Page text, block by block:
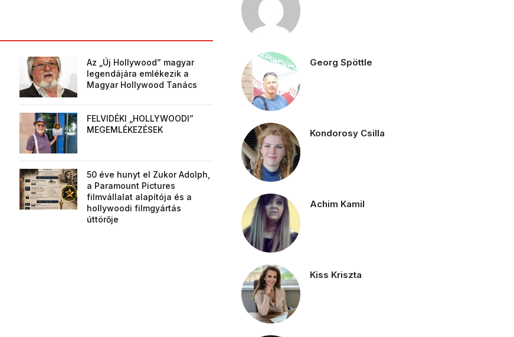
Az „Új Hollywood” magyar
legendájára emlékezik a
Magyar Hollywood Tanács
FELVIDÉKI „HOLLYWOODI”
MEGEMLÉKEZÉSEK
50 éve hunyt el Zukor Adolph,
a Paramount Pictures
filmvállalat alapítója és a
hollywoodi filmgyártás
úttörője
Georg Spöttle
Kondorosy Csilla
Achim Kamil
Kiss Kriszta